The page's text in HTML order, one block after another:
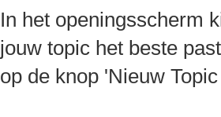
In het openingsscherm
jouw topic het beste
op de knop 'Nieuw